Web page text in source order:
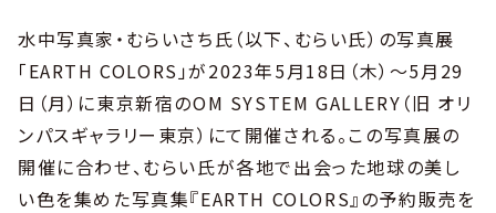
水中写真家・むらいさち氏（以下、むらい氏）の写真展
「EARTH COLORS」が2023年5月18日（木）～5月29
日（月）に東京新宿のOM SYSTEM GALLERY（旧 オリ
ンパスギャラリー東京）にて開催される。この写真展の
開催に合わせ、むらい氏が各地で出会った地球の美し
い色を集めた写真集『EARTH COLORS』の予約販売を